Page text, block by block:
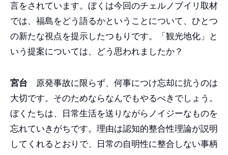
言をされています。ぼくは今回のチェルノブイリ取材
では、福島をどう語るかということについて、ひとつ
の新たな視点を提示したつもりです。「観光地化」と
いう提案については、どう思われましたか？
宮台 原発事故に限らず、何事につけ忘却に抗うのは
大切です。そのためならなんでもやるべきでしょう。
ぼくたちは、日常生活を送りながらノイジーなものを
忘れていきがちです。理由は認知的整合性理論が説明
してくれるとおりで、日常の自明性に整合しない事柄